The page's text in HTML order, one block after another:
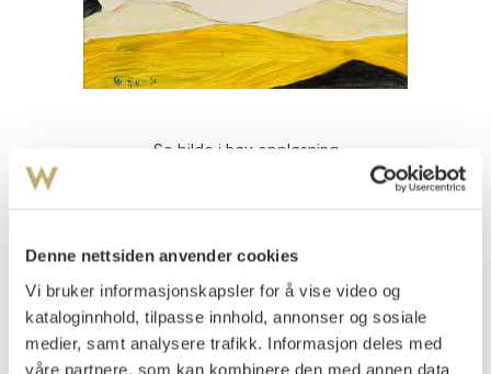
Denne nettsiden anvender cookies
Vi bruker informasjonskapsler for å vise video og
kataloginnhold, tilpasse innhold, annonser og sosiale
medier, samt analysere trafikk. Informasjon deles med
våre partnere, som kan kombinere den med annen data
Se bilde i høy oppløsning
Fjell, Kai
Olje på plate
24x33
Signert og datert nede t.v.: Kai Fjell -1951
Vurdering